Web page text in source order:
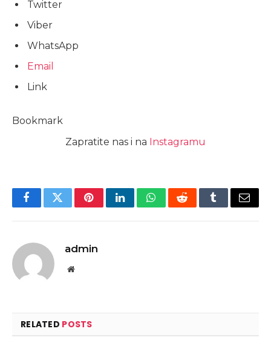
Twitter
Viber
WhatsApp
Email
Link
Bookmark
Zapratite nas i na Instagramu
FacebookTwitterPinterestLinkedInWhatsAppRedditTumblrEmail
admin
Website
RELATED POSTS